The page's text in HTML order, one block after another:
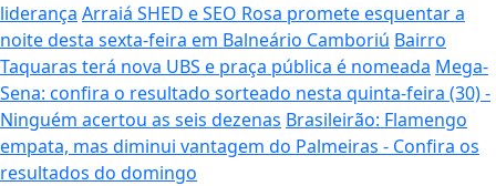
liderança Arraiá SHED e SEO Rosa promete esquentar a
noite desta sexta-feira em Balneário Camboriú Bairro
Taquaras terá nova UBS e praça pública é nomeada Mega-
Sena: confira o resultado sorteado nesta quinta-feira (30) -
Ninguém acertou as seis dezenas Brasileirão: Flamengo
empata, mas diminui vantagem do Palmeiras - Confira os
resultados do domingo